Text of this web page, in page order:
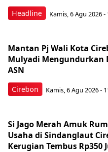
Headline Kamis, 6 Agu 2026 -
Cirebon
Mantan Pj Wali Kota
Mulyadi Mengundurkan
ASN
Kamis, 6 Agu 2026 -
Si Jago Merah Amuk
Usaha di Sindanglaut
Kerugian Tembus Rp350